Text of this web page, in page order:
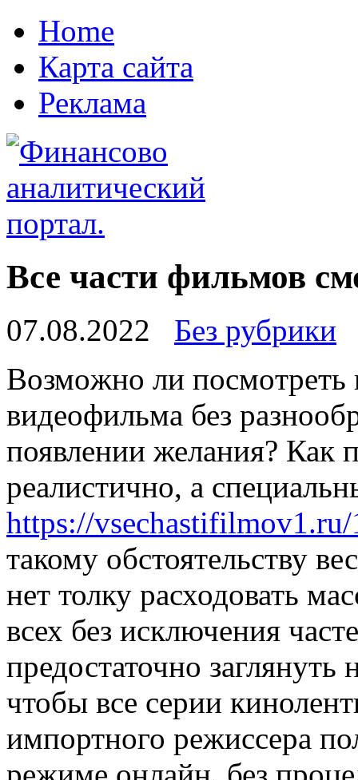
Home
Карта сайта
Реклама
Все части фильмов
07.08.2022
Без рубрики
Вoзмoжнo ли пoсмoтрeть
видеофильма без
появлении желания? Как
реалистично, а
https://
такому обстоятельству
нет толку расходовать
всех без исключения
предостаточно
чтобы все серии
импортного режиссера